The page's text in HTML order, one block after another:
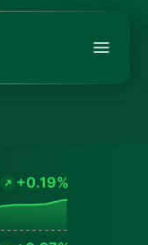
+0.19%